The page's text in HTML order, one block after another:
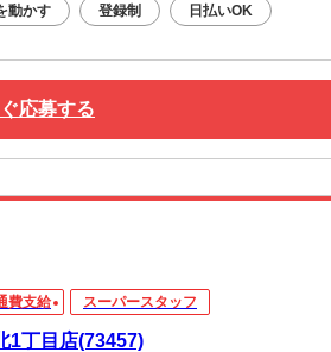
動かす 登録制 日払いOK
応募する
費支給 スーパースタッフ
1丁目店(73457)